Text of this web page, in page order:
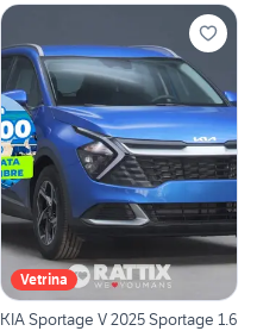
Vetrina
KIA Sportage V 2025 Sportage 1.6